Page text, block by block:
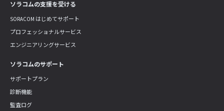
ソラコムの支援を受ける
SORACOM はじめてサポート
プロフェッショナルサービス
エンジニアリングサービス
ソラコムのサポート
サポートプラン
診断機能
監査ログ